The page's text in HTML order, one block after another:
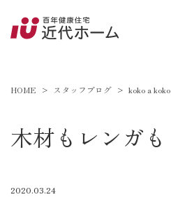
HOME スタッフブログ koko a koko
木材もレンガも
2020.03.24